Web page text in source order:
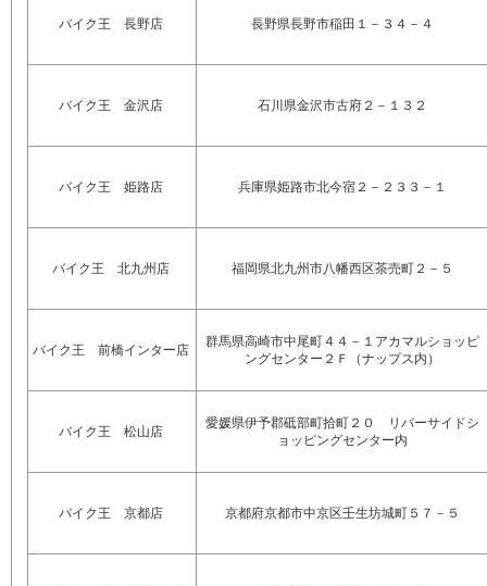
バイク王 長野店 長野県長野市稲田１－３４－４
バイク王 金沢店 石川県金沢市古府２－１３２
バイク王 姫路店 兵庫県姫路市北今宿２－２３３－１
バイク王 北九州店 福岡県北九州市八幡西区茶売町２－５
バイク王 前橋インター店
群馬県高崎市中尾町４４－１アカマルショッピ
ングセンター２Ｆ（ナップス内）
バイク王 松山店
愛媛県伊予郡砥部町拾町２０ リバーサイドシ
ョッピングセンター内
バイク王 京都店 京都府京都市中京区壬生坊城町５７－５